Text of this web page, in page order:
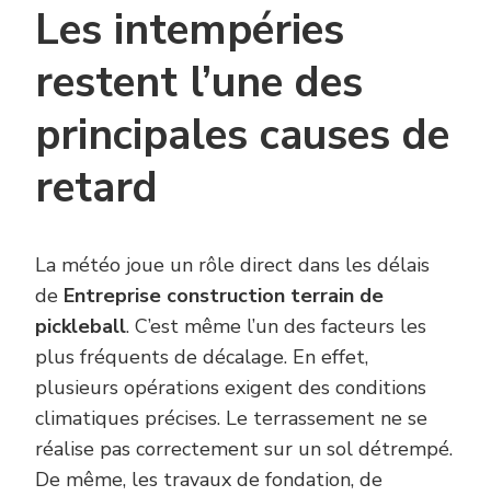
Les intempéries
restent l’une des
principales causes de
retard
La météo joue un rôle direct dans les délais
de Entreprise construction terrain de
pickleball. C’est même l’un des facteurs les
plus fréquents de décalage. En effet,
plusieurs opérations exigent des conditions
climatiques précises. Le terrassement ne se
réalise pas correctement sur un sol détrempé.
De même, les travaux de fondation, de